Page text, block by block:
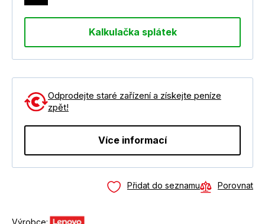
Kalkulačka splátek
Odprodejte staré zařízení a získejte peníze
zpět!
Více informací
Přidat do seznamu Porovnat
Výrobce: